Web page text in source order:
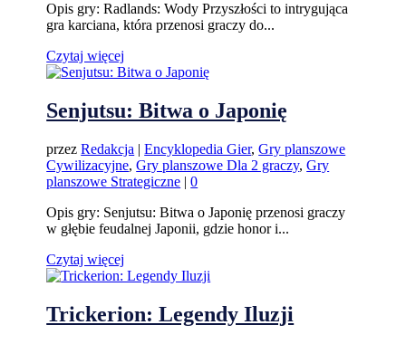
Opis gry: Radlands: Wody Przyszłości to intrygująca
gra karciana, która przenosi graczy do...
Czytaj więcej
Senjutsu: Bitwa o Japonię
przezRedakcja |Encyklopedia Gier,Gry planszowe
Cywilizacyjne,Gry planszowe Dla 2 graczy,Gry
planszowe Strategiczne |0
Opis gry: Senjutsu: Bitwa o Japonię przenosi graczy
w głębie feudalnej Japonii, gdzie honor i...
Czytaj więcej
Trickerion: Legendy Iluzji